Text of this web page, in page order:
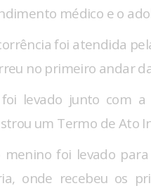
médico e o
foi atendida
no primeiro andar
foi levado junto com
um Termo de Ato
menino foi levado
onde recebeu os